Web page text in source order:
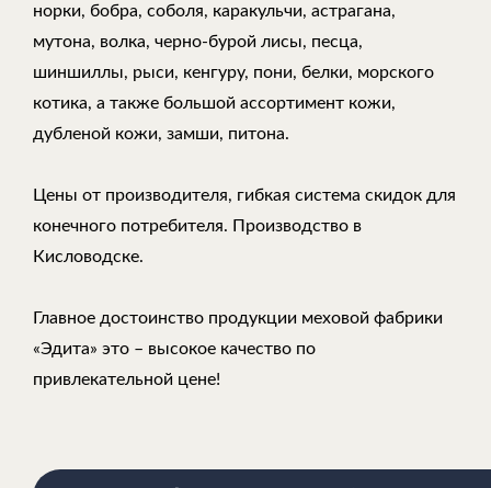
норки, бобра, соболя, каракульчи, астрагана,
мутона, волка, черно-бурой лисы, песца,
шиншиллы, рыси, кенгуру, пони, белки, морского
котика, а также большой ассортимент кожи,
дубленой кожи, замши, питона.
Цены от производителя, гибкая система скидок для
конечного потребителя. Производство в
Кисловодске.
Главное достоинство продукции меховой фабрики
«Эдита» это – высокое качество по
привлекательной цене!